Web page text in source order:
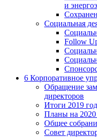
и
Социальная
Follow
6 Корпоративное
Обращение
директоров
Итоги 2019
Планы на 2020
Общее
Совет